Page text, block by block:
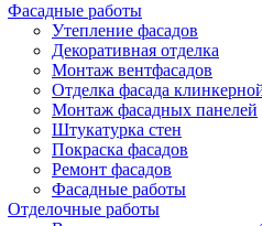
Фасадные работы
Утепление фасадов
Декоративная отделка
Монтаж вентфасадов
Отделка фасада
Монтаж фасадных панелей
Штукатурка стен
Покраска фасадов
Ремонт фасадов
Фасадные работы
Отделочные работы